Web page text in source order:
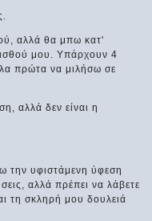
αλλά θα μπω κατ'
μου. Υπάρχουν 4
πρώτα να μιλήσω σε
αλλά δεν είναι η
την υφιστάμενη ύφεση
αλλά πρέπει να λάβετε
τη σκληρή μου δουλειά